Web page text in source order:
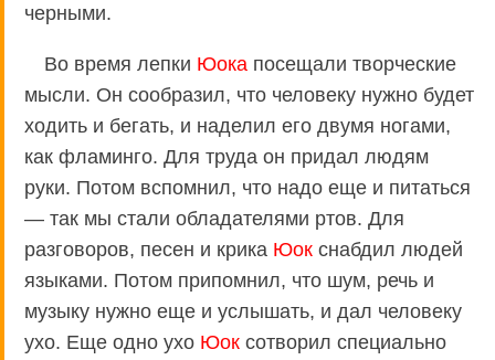
черными.
Во время лепки Юока посещали творческие
мысли. Он сообразил, что человеку нужно будет
ходить и бегать, и наделил его двумя ногами,
как фламинго. Для труда он придал людям
руки. Потом вспомнил, что надо еще и питаться
— так мы стали обладателями ртов. Для
разговоров, песен и крика Юок снабдил людей
языками. Потом припомнил, что шум, речь и
музыку нужно еще и услышать, и дал человеку
ухо. Eще одно ухо Юок сотворил специально